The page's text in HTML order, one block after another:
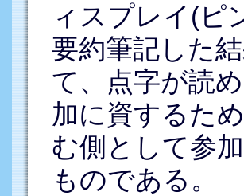
ィスプレイ(ピ
要約筆記した
て、点字が読
加に資するた
む側として参
ものである。